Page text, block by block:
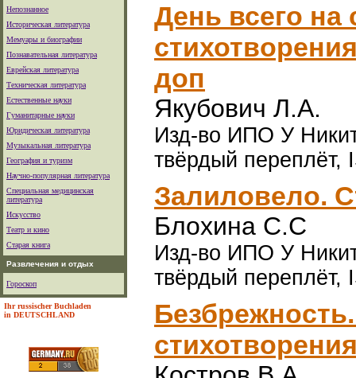
Непознанное
Историческая литература
Мемуары и биографии
Познавательная литература
Еврейская литература
Техническая литература
Естественные науки
Гуманитарные науки
Юридическая литература
Музыкальная литература
География и туризм
Научно-популярная литература
Специальная медицинская
литература
Искусство
Театр и кино
Старая книга
Развлечения и отдых
Гороскоп
Ihr russischer Buchladen
in DEUTSCHLAND
День всего на
доп
Якубович Л.А.
Изд-во ИПО У
твёрдый переплёт,
Залиловело.
Блохина С.С
Изд-во ИПО У
твёрдый переплёт,